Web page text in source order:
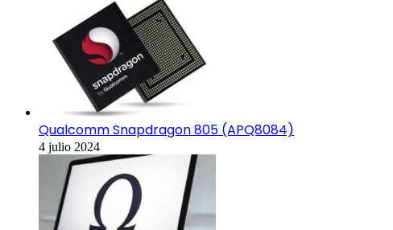
Qualcomm Snapdragon 805 (APQ8084)
4 julio 2024